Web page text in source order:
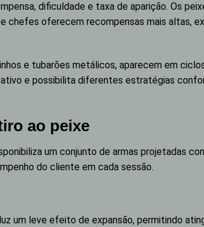
dificuldade e taxa de aparição. Os
chefes oferecem recompensas mais altas,
e tubarões metálicos, aparecem em
e possibilita diferentes estratégias
ao peixe
um conjunto de armas projetadas
do cliente em cada sessão.
um leve efeito de expansão, permitindo